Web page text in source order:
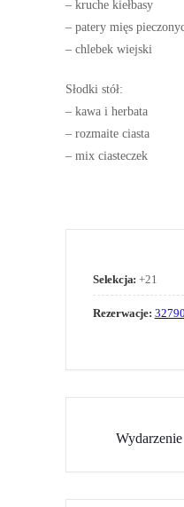
– kruche kiełbasy
– patery mięs
– chlebek wiejski
Słodki stół:
– kawa i herbata
– rozmaite ciasta
– mix ciasteczek
Selekcja: +21
Rezerwacje:
Wydarzenie